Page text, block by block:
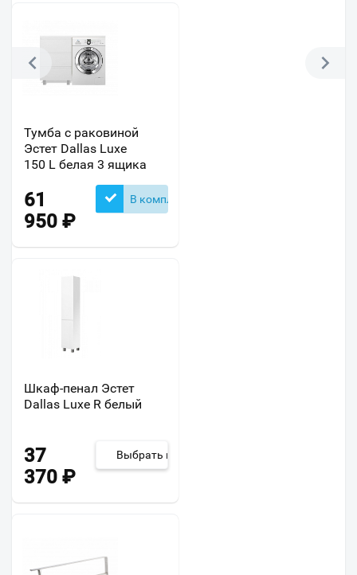
Тумба с раковиной
Эстет Dallas Luxe
150 L белая 3 ящика
61
950 ₽
В комплекте
Шкаф-пенал Эстет
Dallas Luxe R белый
37
370 ₽
Выбрать из 6